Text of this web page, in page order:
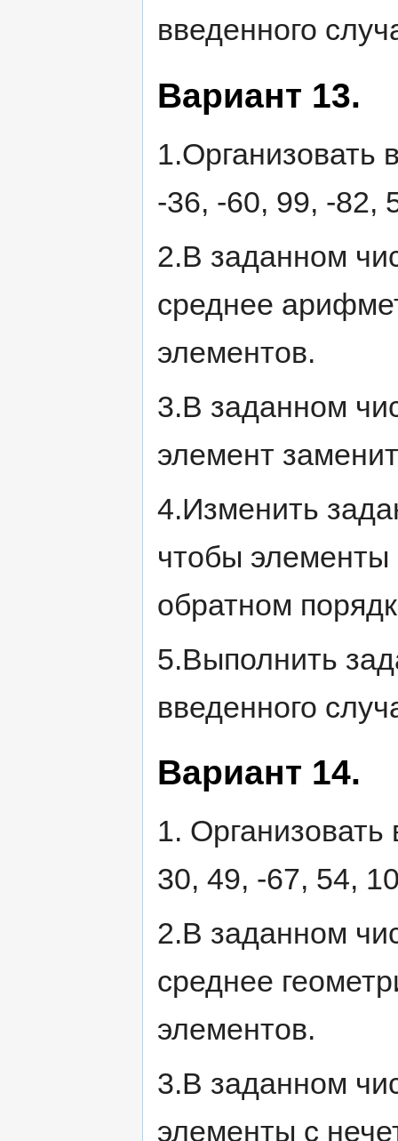
введенного
Вариант 13.
1.Организовать
-36, -60, 99, -82,
2.В заданном
среднее
элементов.
3.В заданном
элемент
4.Изменить
чтобы
обратном
5.Выполнить
введенного
Вариант 14.
1.
30, 49, -67, 54,
2.В заданном
среднее
элементов.
3.В заданном
элементы с